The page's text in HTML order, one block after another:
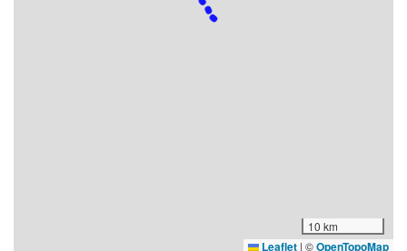
10 km
Leaflet | ©OpenTopoMap